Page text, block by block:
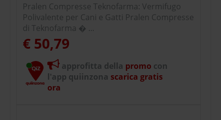
Pralen Compresse Teknofarma: Vermifugo
Polivalente per Cani e Gatti Pralen Compresse
di Teknofarma � ...
€ 50,79
approfitta della promo con
l'app quiinzona scarica gratis
ora